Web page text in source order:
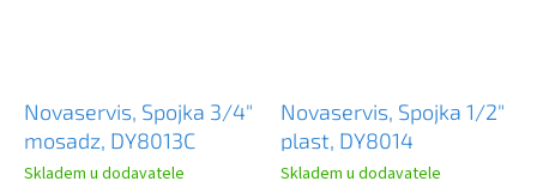
Novaservis, Spojka 3/4"
mosadz, DY8013C
Skladem u dodavatele
Novaservis, Spojka 1/2"
plast, DY8014
Skladem u dodavatele